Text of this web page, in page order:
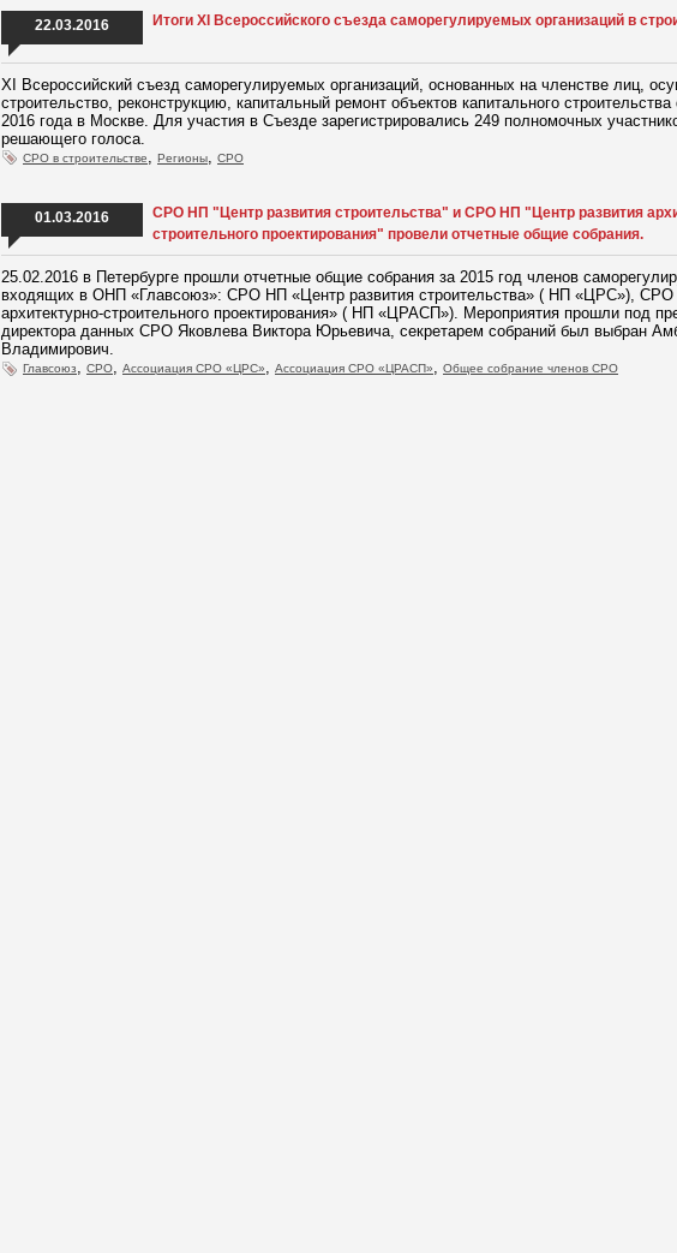
22.03.2016 Итоги XI Всероссийского съезда саморегулируемых организаций в
XI Всероссийский съезд саморегулируемых организаций, основанных на членстве лиц,
строительство, реконструкцию, капитальный ремонт объектов капитального
2016 года в Москве. Для участия в Съезде зарегистрировались 249 полномочных
решающего голоса.
СРО в строительстве Регионы СРО
01.03.2016
СРО НП "Центр развития строительства" и СРО НП "Центр развития
строительного проектирования" провели отчетные общие собрания.
25.02.2016 в Петербурге прошли отчетные общие собрания за 2015 год членов
входящих в ОНП «Главсоюз»: СРО НП «Центр развития строительства» ( НП «ЦРС»), СРО
архитектурно-строительного проектирования» ( НП «ЦРАСП»). Мероприятия прошли под
директора данных СРО Яковлева Виктора Юрьевича, секретарем собраний был выбран
Владимирович.
Главсоюз, СРО, Ассоциация СРО «ЦРС», Ассоциация СРО «ЦРАСП», Общее собрание членов СРО